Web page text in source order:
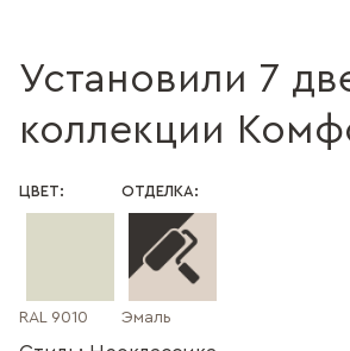
Установили 7
коллекции
ЦВЕТ:
RAL 9010
ОТДЕЛКА:
Эмаль